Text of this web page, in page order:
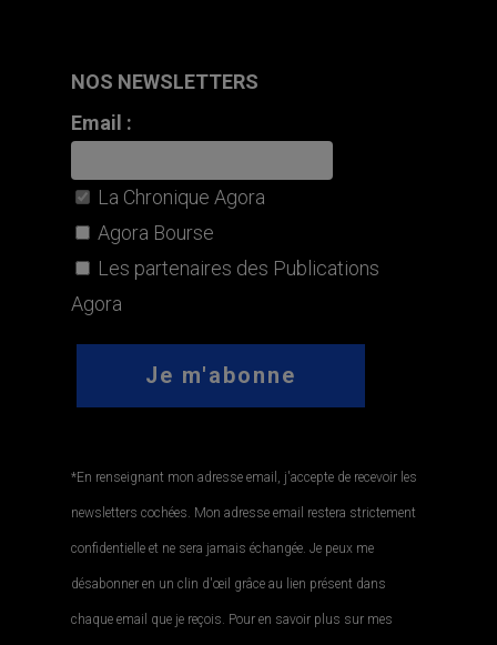
NOS NEWSLETTERS
Email :
La Chronique Agora
Agora Bourse
Les partenaires des Publications
Agora
*En renseignant mon adresse email, j'accepte de recevoir les
newsletters cochées. Mon adresse email restera strictement
confidentielle et ne sera jamais échangée. Je peux me
désabonner en un clin d'œil grâce au lien présent dans
chaque email que je reçois. Pour en savoir plus sur mes